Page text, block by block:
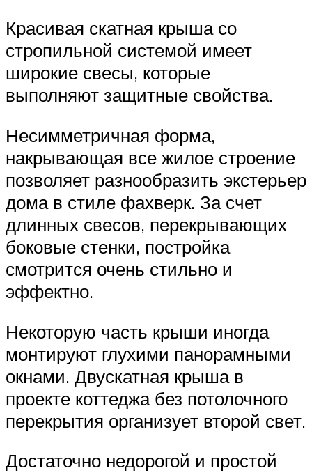
Красивая скатная крыша со
стропильной системой имеет
широкие свесы, которые
выполняют защитные свойства.
Несимметричная форма,
накрывающая все жилое строение
позволяет разнообразить экстерьер
дома в стиле фахверк. За счет
длинных свесов, перекрывающих
боковые стенки, постройка
смотрится очень стильно и
эффектно.
Некоторую часть крыши иногда
монтируют глухими панорамными
окнами. Двускатная крыша в
проекте коттеджа без потолочного
перекрытия организует второй свет.
Достаточно недорогой и простой